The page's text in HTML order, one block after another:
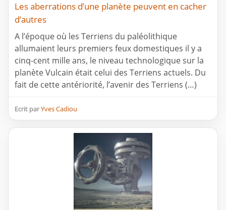
Les aberrations d’une planète peuvent en cacher
d’autres
A l’époque où les Terriens du paléolithique
allumaient leurs premiers feux domestiques il y a
cinq-cent mille ans, le niveau technologique sur la
planète Vulcain était celui des Terriens actuels. Du
fait de cette antériorité, l’avenir des Terriens (…)
Ecrit parYves Cadiou